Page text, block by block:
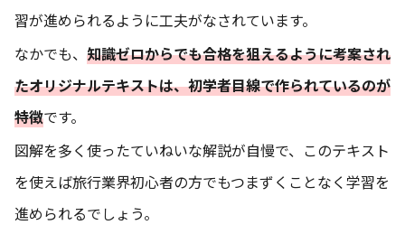
習が進められるように工夫がなされています。
なかでも、 知識ゼロからでも合格を狙えるように考案され
たオリジナルテキストは、初学者目線で作られているのが
特徴です。
図解を多く使ったていねいな解説が自慢で、このテキスト
を使えば旅行業界初心者の方でもつまずくことなく学習を
進められるでしょう。